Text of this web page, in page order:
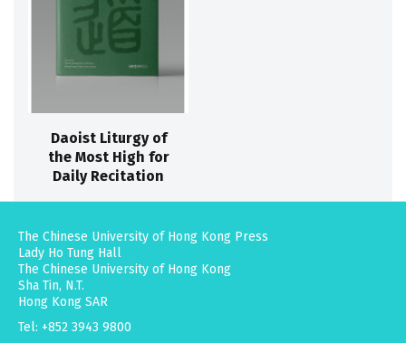
Daoist Liturgy of
the Most High for
Daily Recitation
The Chinese University of Hong Kong Press
Lady Ho Tung Hall
The Chinese University of Hong Kong
Sha Tin, N.T.
Hong Kong SAR
Tel: +852 3943 9800